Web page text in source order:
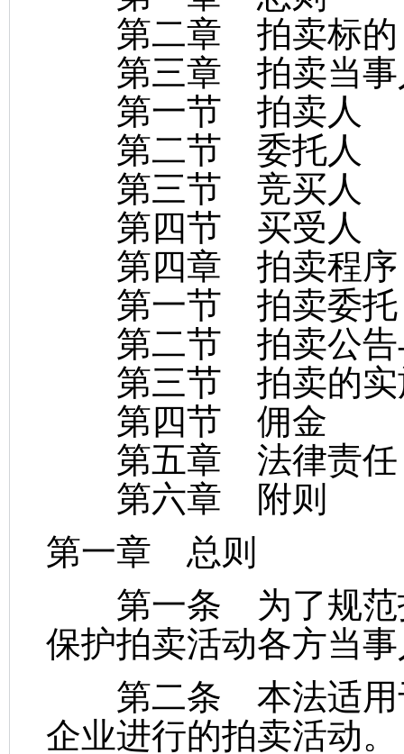
第二章 拍卖标的
第三章 拍卖当事
第一节 拍卖人
第二节 委托人
第三节 竞买人
第四节 买受人
第四章 拍卖程序
第一节 拍卖委托
第二节 拍卖公告
第三节 拍卖的实
第四节 佣金
第五章 法律责任
第六章 附则
第一章 总则
第一条 为了规范
保护拍卖活动各方当
第二条 本法适用
企业进行的拍卖活动。